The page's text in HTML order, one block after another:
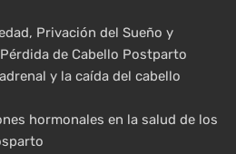
Privación del Sueño y
de Cabello Postparto
y la caída del cabello
hormonales en la salud de los